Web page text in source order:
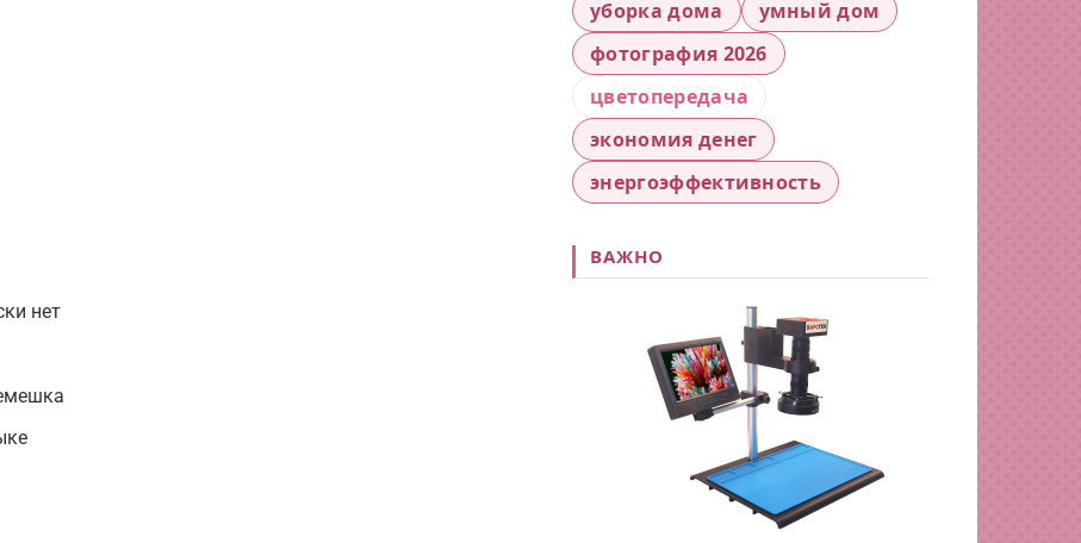
нет
уборка дома
умный дом
фотография 2026
цветопередача
экономия денег
энергоэффективность
ВАЖНО